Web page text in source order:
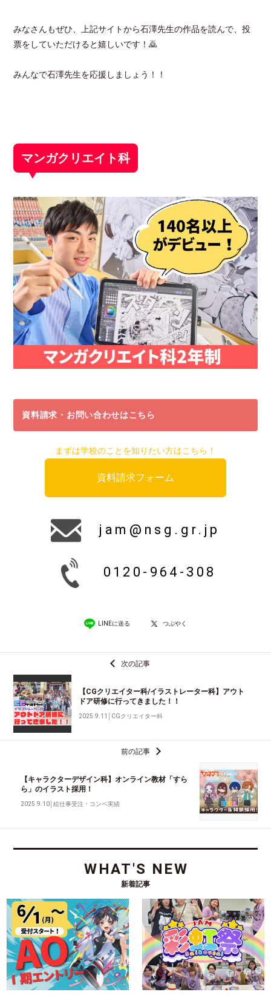
みなさんもぜひ、上記サイトから石澤先生の作品を読んで、投
票をしていただけると嬉しいです！🙇
みんなで石澤先生を応援しましょう！！
マンガクリエイト科
資料請求・お問い合わせはこちら
まずは学校のことを知りたい方はこちら！
資料請求フォーム
jam@nsg.gr.jp
0120-964-308
LINEに送る つぶやく
次の記事
【CGクリエイター科/イラストレーター科】アウト
ドア研修に行ってきました！！
2025.9.11 CGクリエイター科
前の記事
【キャラクターデザイン科】オンライン教材「すら
ら」のイラスト採用！
2025.9.10 │絵仕事受注・コンペ実績
WHAT'S NEW
新着記事